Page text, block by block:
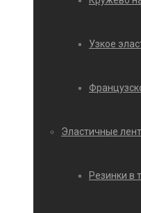
Узкое
Эластичные
Резинки в